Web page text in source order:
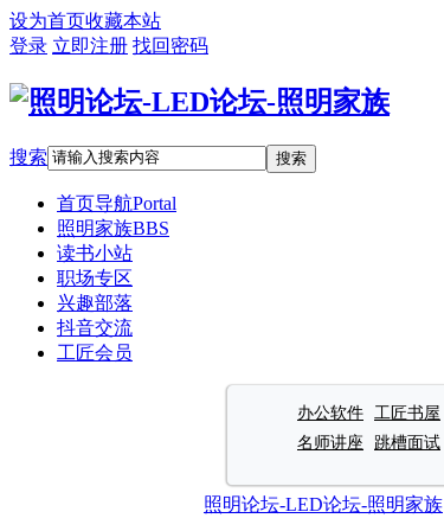
设为首页收藏本站
登录 立即注册 找回密码
搜索 搜索
首页导航Portal
照明家族BBS
读书小站
职场专区
兴趣部落
抖音交流
工匠会员
办公软件 工匠书屋
名师讲座
跳槽面试
照明论坛-LED论坛-照明家族